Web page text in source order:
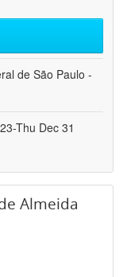
de São Paulo -
Thu Dec 31
Almeida